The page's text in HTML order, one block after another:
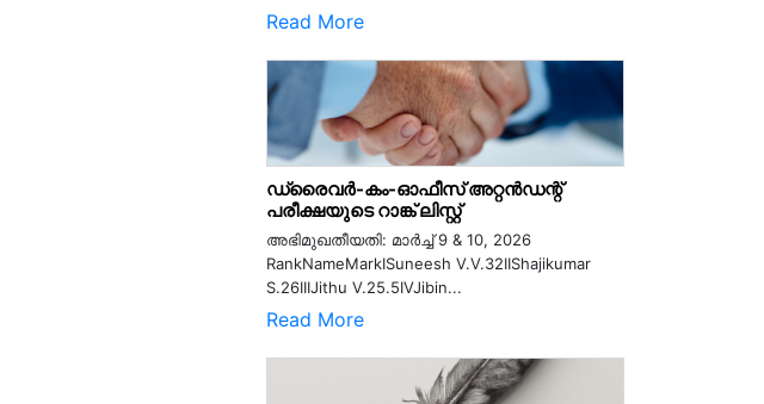
Read More
ഡ്രൈവർ-കം-ഓഫീസ് അറ്റൻഡന്റ്
പരീക്ഷയുടെ റാങ്ക് ലിസ്റ്റ്
അഭിമുഖതീയതി: മാർച്ച് 9 & 10, 2026
RankNameMarkISuneesh V.V.32IIShajikumar
S.26IIIJithu V.25.5IVJibin...
Read More